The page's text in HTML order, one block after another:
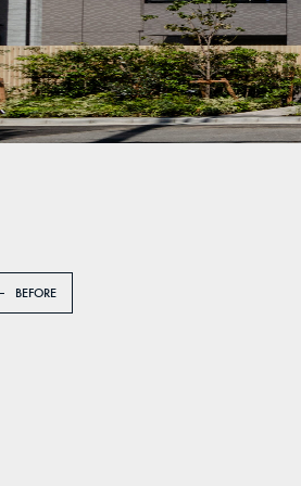
BEFORE